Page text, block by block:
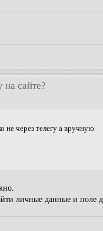
на сайте?
не через телегу а вручную
личные данные и поле